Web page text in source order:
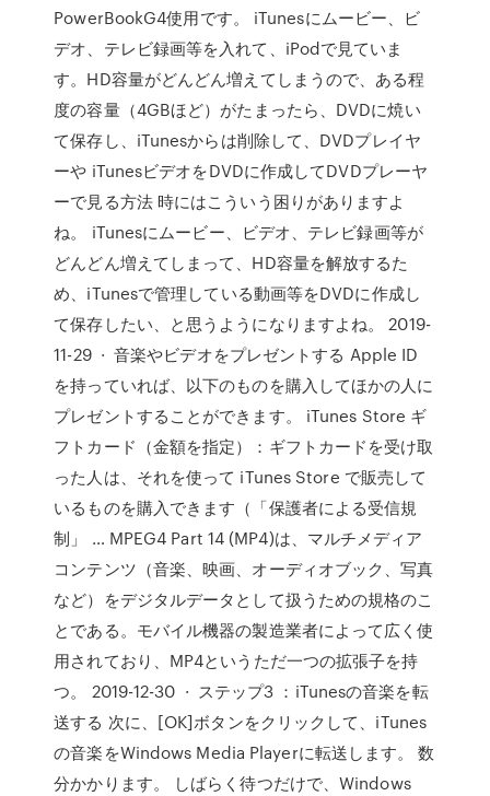
PowerBookG4使用です。 iTunesにムービー、ビ
デオ、テレビ録画等を入れて、iPodで見ていま
す。HD容量がどんどん増えてしまうので、ある程
度の容量（4GBほど）がたまったら、DVDに焼い
て保存し、iTunesからは削除して、DVDプレイヤ
ーや iTunesビデオをDVDに作成してDVDプレーヤ
ーで見る方法 時にはこういう困りがありますよ
ね。 iTunesにムービー、ビデオ、テレビ録画等が
どんどん増えてしまって、HD容量を解放するた
め、iTunesで管理している動画等をDVDに作成し
て保存したい、と思うようになりますよね。 2019-
11-29 · 音楽やビデオをプレゼントする Apple ID
を持っていれば、以下のものを購入してほかの人に
プレゼントすることができます。 iTunes Store ギ
フトカード（金額を指定）：ギフトカードを受け取
った人は、それを使って iTunes Store で販売して
いるものを購入できます（「保護者による受信規
制」 … MPEG4 Part 14 (MP4)は、マルチメディア
コンテンツ（音楽、映画、オーディオブック、写真
など）をデジタルデータとして扱うための規格のこ
とである。モバイル機器の製造業者によって広く使
用されており、MP4というただ一つの拡張子を持
つ。 2019-12-30 · ステップ3 ：iTunesの音楽を転
送する 次に、[OK]ボタンをクリックして、iTunes
の音楽をWindows Media Playerに転送します。 数
分かかります。 しばらく待つだけで、Windows